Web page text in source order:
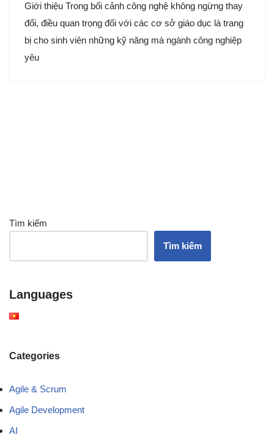
Giới thiệu Trong bối cảnh công nghệ không ngừng thay
đổi, điều quan trọng đối với các cơ sở giáo dục là trang
bị cho sinh viên những kỹ năng mà ngành công nghiệp
yêu
Tìm kiếm
Tìm kiếm
Languages
Categories
Agile & Scrum
Agile Development
AI